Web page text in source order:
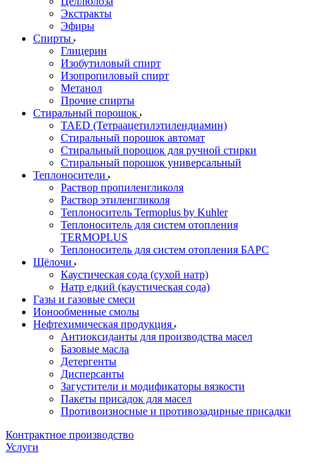
Экстракты
Эфиры
Спирты
Глицерин
Изобутиловый спирт
Изопропиловый спирт
Метанол
Прочие спирты
Стиральный порошок
TAED (Тетраацетилэтилендиамин)
Стиральный порошок автомат
Стиральный порошок для ручной стирки
Стиральный порошок универсальный
Теплоносители
Раствор пропиленгликоля
Раствор этиленгликоля
Теплоноситель Termoplus by Kuhler
Теплоноситель для систем отопления
TERMOPLUS
Теплоноситель для систем отопления БАРС
Щёлочи
Каустическая сода (сухой натр)
Натр едкий (каустическая сода)
Газы и газовые смеси
Ионообменные смолы
Нефтехимическая продукция
Антиоксиданты для производства масел
Базовые масла
Детергенты
Дисперсанты
Загустители и модификаторы вязкости
Пакеты присадок для масел
Противоизносные и противозадирные присадки
Контрактное производство
Услуги